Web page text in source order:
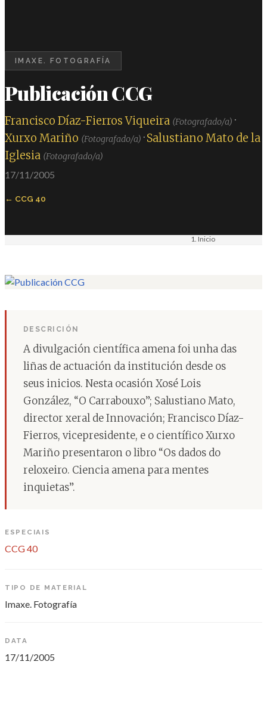
IMAXE. FOTOGRAFÍA
Publicación CCG
Francisco Díaz-Fierros Viqueira (Fotografado/a) ·
Xurxo Mariño (Fotografado/a) ·Salustiano Mato de la
Iglesia (Fotografado/a)
17/11/2005
CCG 40
Inicio
DESCRICIÓN
A divulgación científica amena foi unha das
liñas de actuación da institución desde os
seus inicios. Nesta ocasión Xosé Lois
González, “O Carrabouxo”; Salustiano Mato,
director xeral de Innovación; Francisco Díaz-
Fierros, vicepresidente, e o científico Xurxo
Mariño presentaron o libro “Os dados do
reloxeiro. Ciencia amena para mentes
inquietas”.
ESPECIAIS
CCG 40
TIPO DE MATERIAL
Imaxe. Fotografía
DATA
17/11/2005